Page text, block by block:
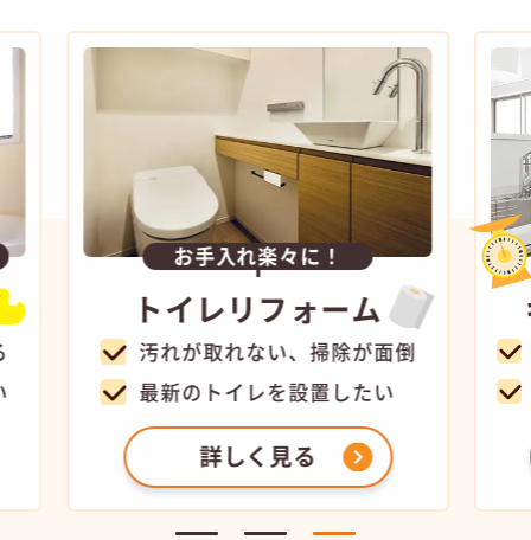
お手入れ楽々に！
トイレリフォーム
汚れが取れない、掃除が面倒
最新のトイレを設置したい
詳しく見る
収
狭